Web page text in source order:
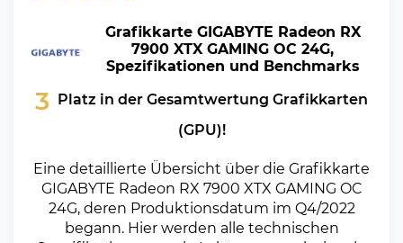
Grafikkarte GIGABYTE Radeon RX
7900 XTX GAMING OC 24G,
Spezifikationen und Benchmarks
3
Platz in der Gesamtwertung Grafikkarten
(GPU)!
Eine detaillierte Übersicht über die Grafikkarte
GIGABYTE Radeon RX 7900 XTX GAMING OC
24G, deren Produktionsdatum im Q4/2022
begann. Hier werden alle technischen